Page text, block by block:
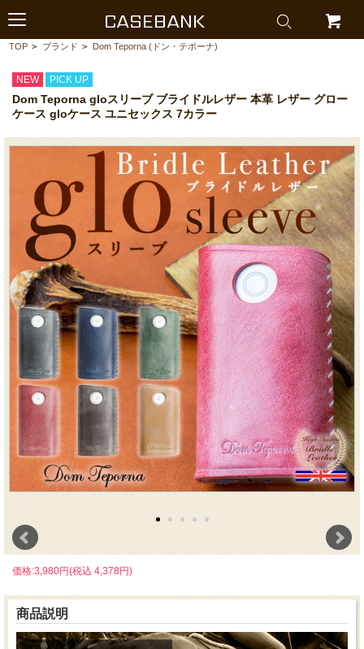
CASEBANK
TOP > ブランド > Dom Teporna (ドン・テポーナ)
NEW PICK UP
Dom Teporna gloスリーブ ブライドルレザー 本革 レザー グロー
ケース gloケース ユニセックス 7カラー
価格:3,980円(税込 4,378円)
商品説明